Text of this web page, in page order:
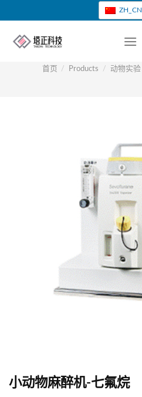
转
ZH_CN
首页 / Products / 动物实验
小动物麻醉机-七氟烷